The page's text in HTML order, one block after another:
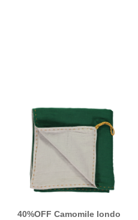
40%OFF Camomile londo